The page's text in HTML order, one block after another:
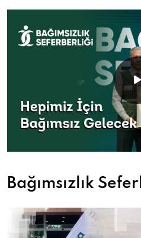
Bağımsızlık